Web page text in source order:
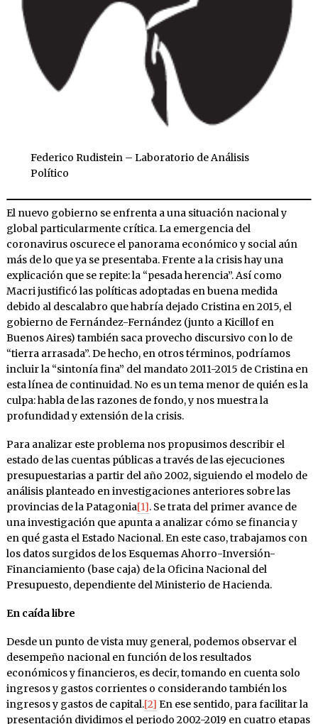
Federico Rudistein – Laboratorio de Análisis
Político
El nuevo gobierno se enfrenta a una situación nacional y
global particularmente crítica. La emergencia del
coronavirus oscurece el panorama económico y social aún
más de lo que ya se presentaba. Frente a la crisis hay una
explicación que se repite: la “pesada herencia”. Así como
Macri justificó las políticas adoptadas en buena medida
debido al descalabro que habría dejado Cristina en 2015, el
gobierno de Fernández-Fernández (junto a Kicillof en
Buenos Aires) también saca provecho discursivo con lo de
“tierra arrasada”. De hecho, en otros términos, podríamos
incluir la “sintonía fina” del mandato 2011-2015 de Cristina en
esta línea de continuidad. No es un tema menor de quién es la
culpa: habla de las razones de fondo, y nos muestra la
profundidad y extensión de la crisis.
Para analizar este problema nos propusimos describir el
estado de las cuentas públicas a través de las ejecuciones
presupuestarias a partir del año 2002, siguiendo el modelo de
análisis planteado en investigaciones anteriores sobre las
provincias de la Patagonia[1]. Se trata del primer avance de
una investigación que apunta a analizar cómo se financia y
en qué gasta el Estado Nacional. En este caso, trabajamos con
los datos surgidos de los Esquemas Ahorro-Inversión-
Financiamiento (base caja) de la Oficina Nacional del
Presupuesto, dependiente del Ministerio de Hacienda.
En caída libre
Desde un punto de vista muy general, podemos observar el
desempeño nacional en función de los resultados
económicos y financieros, es decir, tomando en cuenta solo
ingresos y gastos corrientes o considerando también los
ingresos y gastos de capital.[2] En ese sentido, para facilitar la
presentación dividimos el periodo 2002-2019 en cuatro etapas